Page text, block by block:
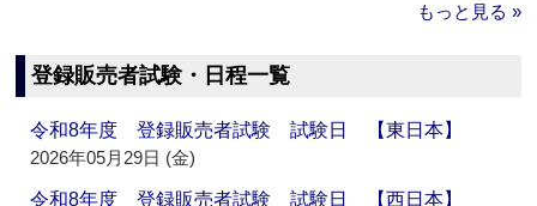
もっと見る »
登録販売者試験・日程一覧
令和8年度 登録販売者試験 試験日 【東日本】
2026年05月29日 (金)
令和8年度 登録販売者試験 試験日 【西日本】